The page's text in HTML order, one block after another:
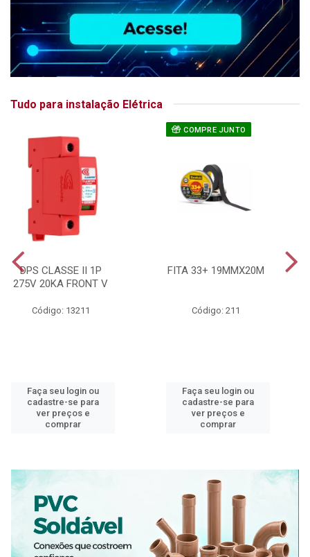
Tudo para instalação Elétrica
DPS CLASSE II 1P
275V 20KA FRONT V
Código: 13211
Faça seu login ou
cadastre-se para
ver preços e
comprar
COMPRE JUNTO
FITA 33+ 19MMX20M
Código: 211
Faça seu login ou
cadastre-se para
ver preços e
comprar